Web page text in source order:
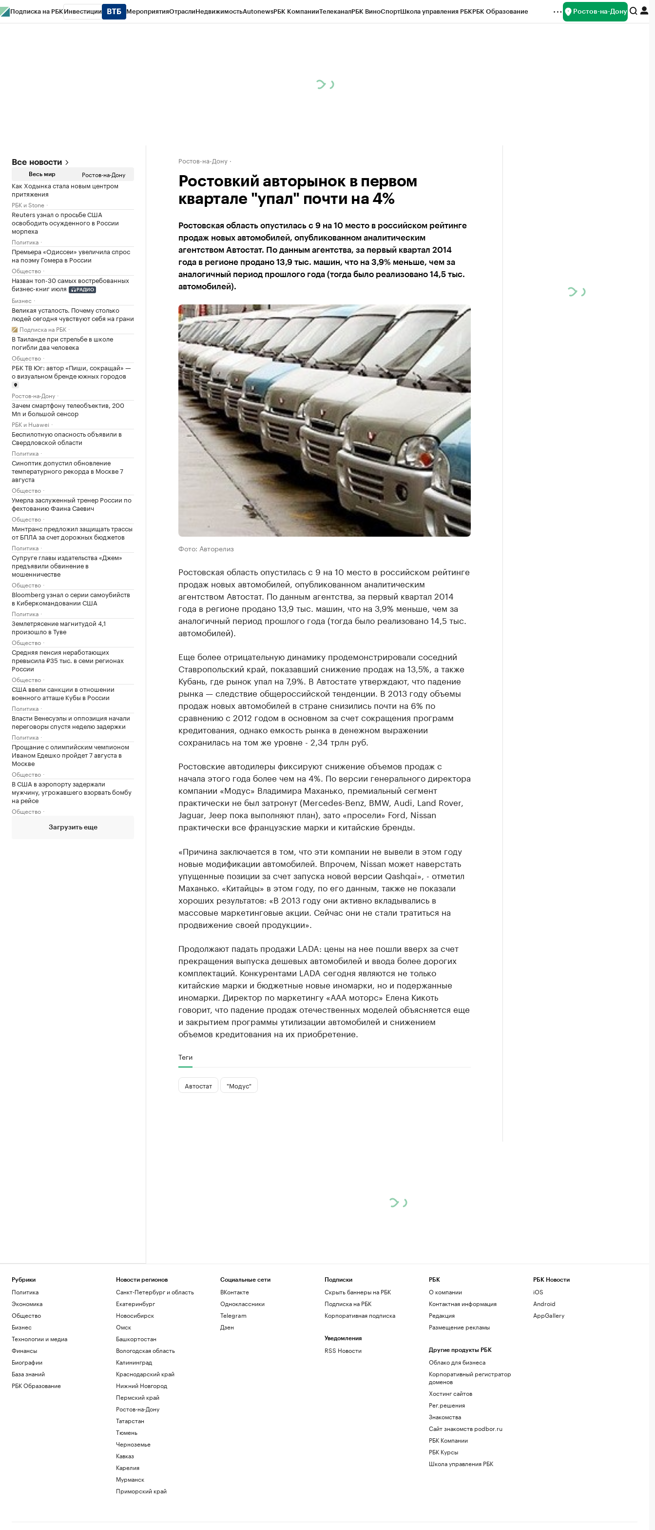
Подписка на РБК Инвестиции МероприятияОтраслиНедвижимостьAutonewsРБК КомпанииТелеканалРБК ВиноСпортШкола управления РБКРБК Образование Ростов-на-Дону
Все новости
Весь мир Ростов-на-Дону
Как Ходынка стала новым центром
притяжения
РБК и Stone
Reuters узнал о просьбе США
освободить осужденного в России
морпеха
Политика
Премьера «Одиссеи» увеличила спрос
на поэму Гомера в России
Общество
Назван топ-30 самых востребованных
бизнес-книг июля
РАДИО
Бизнес
Великая усталость. Почему столько
людей сегодня чувствуют себя на грани
Подписка на РБК
В Таиланде при стрельбе в школе
погибли два человека
Общество
РБК ТВ Юг: автор «Пиши, сокращай» —
о визуальном бренде южных городов
Ростов-на-Дону
Зачем смартфону телеобъектив, 200
Мп и большой сенсор
РБК и Huawei
Беспилотную опасность объявили в
Свердловской области
Политика
Синоптик допустил обновление
температурного рекорда в Москве 7
августа
Общество
Умерла заслуженный тренер России по
фехтованию Фаина Саевич
Общество
Минтранс предложил защищать трассы
от БПЛА за счет дорожных бюджетов
Политика
Супруге главы издательства «Джем»
предъявили обвинение в
мошенничестве
Общество
Bloomberg узнал о серии самоубийств
в Киберкомандовании США
Политика
Землетрясение магнитудой 4,1
произошло в Туве
Общество
Средняя пенсия неработающих
превысила ₽35 тыс. в семи регионах
России
Общество
США ввели санкции в отношении
военного атташе Кубы в России
Политика
Власти Венесуэлы и оппозиция начали
переговоры спустя неделю задержки
Политика
Прощание с олимпийским чемпионом
Иваном Едешко пройдет 7 августа в
Москве
Общество
В США в аэропорту задержали
мужчину, угрожавшего взорвать бомбу
на рейсе
Общество
Загрузить еще
Ростов-на-Дону
Ростовкий авторынок в первом
квартале "упал" почти на 4%
Ростовская область опустилась с 9 на 10 место в российском рейтинге
продаж новых автомобилей, опубликованном аналитическим
агентством Автостат. По данным агентства, за первый квартал 2014
года в регионе продано 13,9 тыс. машин, что на 3,9% меньше, чем за
аналогичный период прошлого года (тогда было реализовано 14,5 тыс.
автомобилей).
Фото: Авторелиз
Ростовская область опустилась с 9 на 10 место в российском рейтинге
продаж новых автомобилей, опубликованном аналитическим
агентством Автостат. По данным агентства, за первый квартал 2014
года в регионе продано 13,9 тыс. машин, что на 3,9% меньше, чем за
аналогичный период прошлого года (тогда было реализовано 14,5 тыс.
автомобилей).
Еще более отрицательную динамику продемонстрировали соседний
Ставропольский край, показавший снижение продаж на 13,5%, а также
Кубань, где рынок упал на 7,9%. В Автостате утверждают, что падение
рынка — следствие общероссийской тенденции. В 2013 году объемы
продаж новых автомобилей в стране снизились почти на 6% по
сравнению с 2012 годом в основном за счет сокращения программ
кредитования, однако емкость рынка в денежном выражении
сохранилась на том же уровне - 2,34 трлн руб.
Ростовские автодилеры фиксируют снижение объемов продаж с
начала этого года более чем на 4%. По версии генерального директора
компании «Модус» Владимира Маханько, премиальный сегмент
практически не был затронут (Mercedes-Benz, BMW, Audi, Land Rover,
Jaguar, Jeep пока выполняют план), зато «просели» Ford, Nissan
практически все французские марки и китайские бренды.
«Причина заключается в том, что эти компании не вывели в этом году
новые модификации автомобилей. Впрочем, Nissan может наверстать
упущенные позиции за счет запуска новой версии Qashqai», - отметил
Маханько. «Китайцы» в этом году, по его данным, также не показали
хороших результатов: «В 2013 году они активно вкладывались в
массовые маркетинговые акции. Сейчас они не стали тратиться на
продвижение своей продукции».
Продолжают падать продажи LADA: цены на нее пошли вверх за счет
прекращения выпуска дешевых автомобилей и ввода более дорогих
комплектаций. Конкурентами LADA сегодня являются не только
китайские марки и бюджетные новые иномарки, но и подержанные
иномарки. Директор по маркетингу «ААА моторс» Елена Кикоть
говорит, что падение продаж отечественных моделей объясняется еще
и закрытием программы утилизации автомобилей и снижением
объемов кредитования на их приобретение.
Теги
Автостат "Модус"
Рубрики
Политика
Экономика
Общество
Бизнес
Технологии и медиа
Финансы
Биографии
База знаний
РБК Образование
Новости регионов
Санкт-Петербург и область
Екатеринбург
Новосибирск
Омск
Башкортостан
Вологодская область
Калининград
Краснодарский край
Нижний Новгород
Пермский край
Ростов-на-Дону
Татарстан
Тюмень
Черноземье
Кавказ
Карелия
Мурманск
Приморский край
Социальные сети
ВКонтакте
Одноклассники
Telegram
Дзен
Подписки
Скрыть баннеры на РБК
Подписка на РБК
Корпоративная подписка
Уведомления
RSS Новости
РБК
О компании
Контактная информация
Редакция
Размещение рекламы
Другие продукты РБК
Облако для бизнеса
Корпоративный регистратор
доменов
Хостинг сайтов
Рег.решения
Знакомства
Сайт знакомств podbor.ru
РБК Компании
РБК Курсы
Школа управления РБК
РБК Новости
iOS
Android
AppGallery